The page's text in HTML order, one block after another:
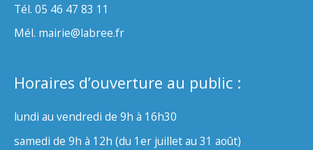
Tél. 05 46 47 83 11
Mél. mairie@labree.fr
Horaires d’ouverture au public :
lundi au vendredi de 9h à 16h30
samedi de 9h à 12h (du 1er juillet au 31 août)